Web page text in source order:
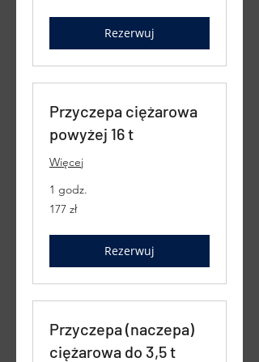
Rezerwuj
Przyczepa ciężarowa
powyżej 16 t
Więcej
1 godz.
177
złotych
177 zł
Rezerwuj
Przyczepa (naczepa)
ciężarowa do 3,5 t